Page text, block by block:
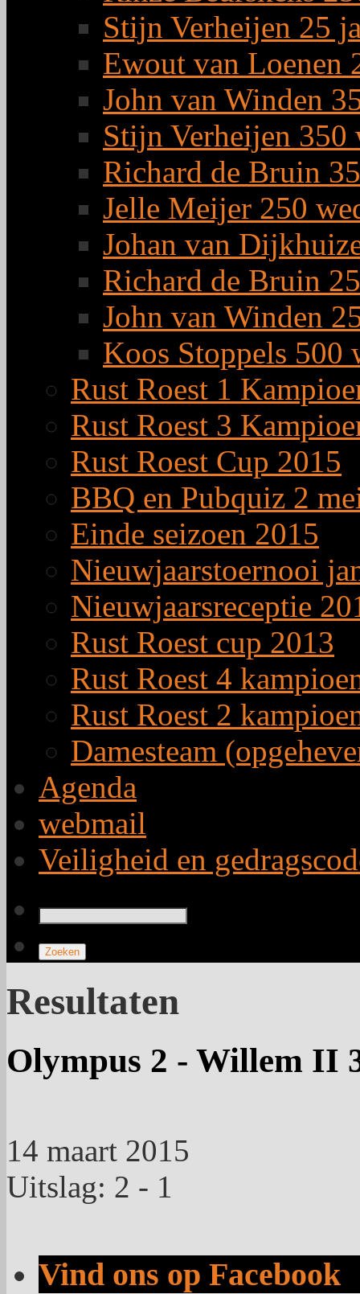
Stijn Verheijen 25
Ewout van Loenen
John van Winden
Stijn Verheijen
Richard de Bruin
Jelle Meijer 250
Johan van
Richard de Bruin
John van Winden
Koos Stoppels 500
Rust Roest 1
Rust Roest 3
Rust Roest Cup 2015
BBQ en Pubquiz 2
Einde seizoen 2015
Nieuwjaarstoernooi
Nieuwjaarsreceptie
Rust Roest cup 2013
Rust Roest 4
Rust Roest 2
Damesteam
Agenda
webmail
Veiligheid en
Resultaten
Olympus 2 - Willem II
14 maart 2015
Uitslag: 2 - 1
Vind ons op Facebook